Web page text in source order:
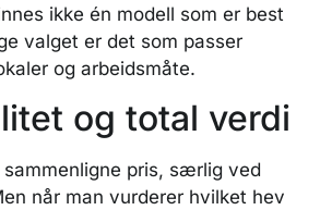
ikke én modell som er best
valget er det som passer
og arbeidsmåte.
og total verdi
pris, særlig ved
når man vurderer hvilket hev